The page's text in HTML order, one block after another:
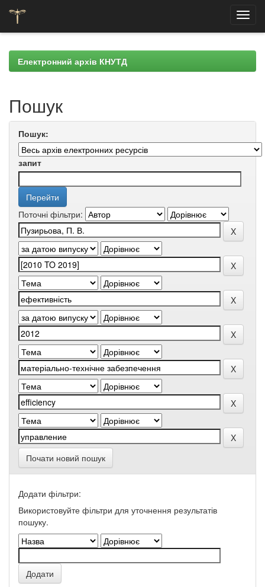
navigationЕлектронний архів КНУТД
Пошук
Пошук:
запит
Поточні фільтри:
Почати новий пошук
Додати фільтри:
Використовуйте фільтри для уточнення результатів
пошуку.